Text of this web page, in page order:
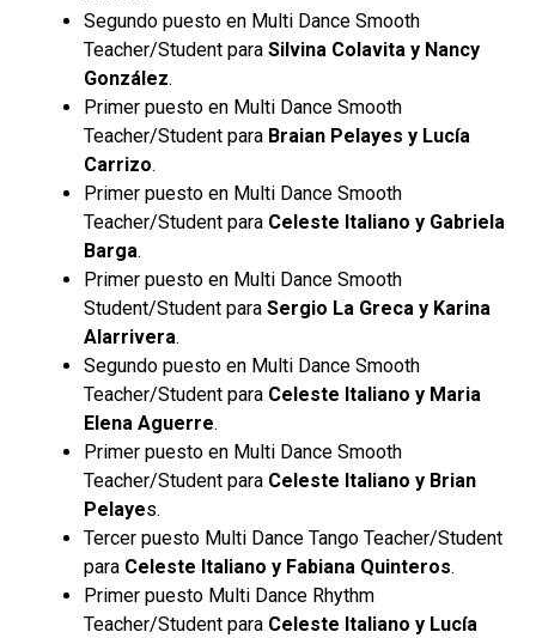
Segundo puesto en Multi Dance Smooth
Teacher/Student para Silvina Colavita y Nancy
González.
Primer puesto en Multi Dance Smooth
Teacher/Student para Braian Pelayes y Lucía
Carrizo.
Primer puesto en Multi Dance Smooth
Teacher/Student para Celeste Italiano y Gabriela
Barga.
Primer puesto en Multi Dance Smooth
Student/Student para Sergio La Greca y Karina
Alarrivera.
Segundo puesto en Multi Dance Smooth
Teacher/Student para Celeste Italiano y Maria
Elena Aguerre.
Primer puesto en Multi Dance Smooth
Teacher/Student para Celeste Italiano y Brian
Pelayes.
Tercer puesto Multi Dance Tango Teacher/Student
para Celeste Italiano y Fabiana Quinteros.
Primer puesto Multi Dance Rhythm
Teacher/Student para Celeste Italiano y Lucía